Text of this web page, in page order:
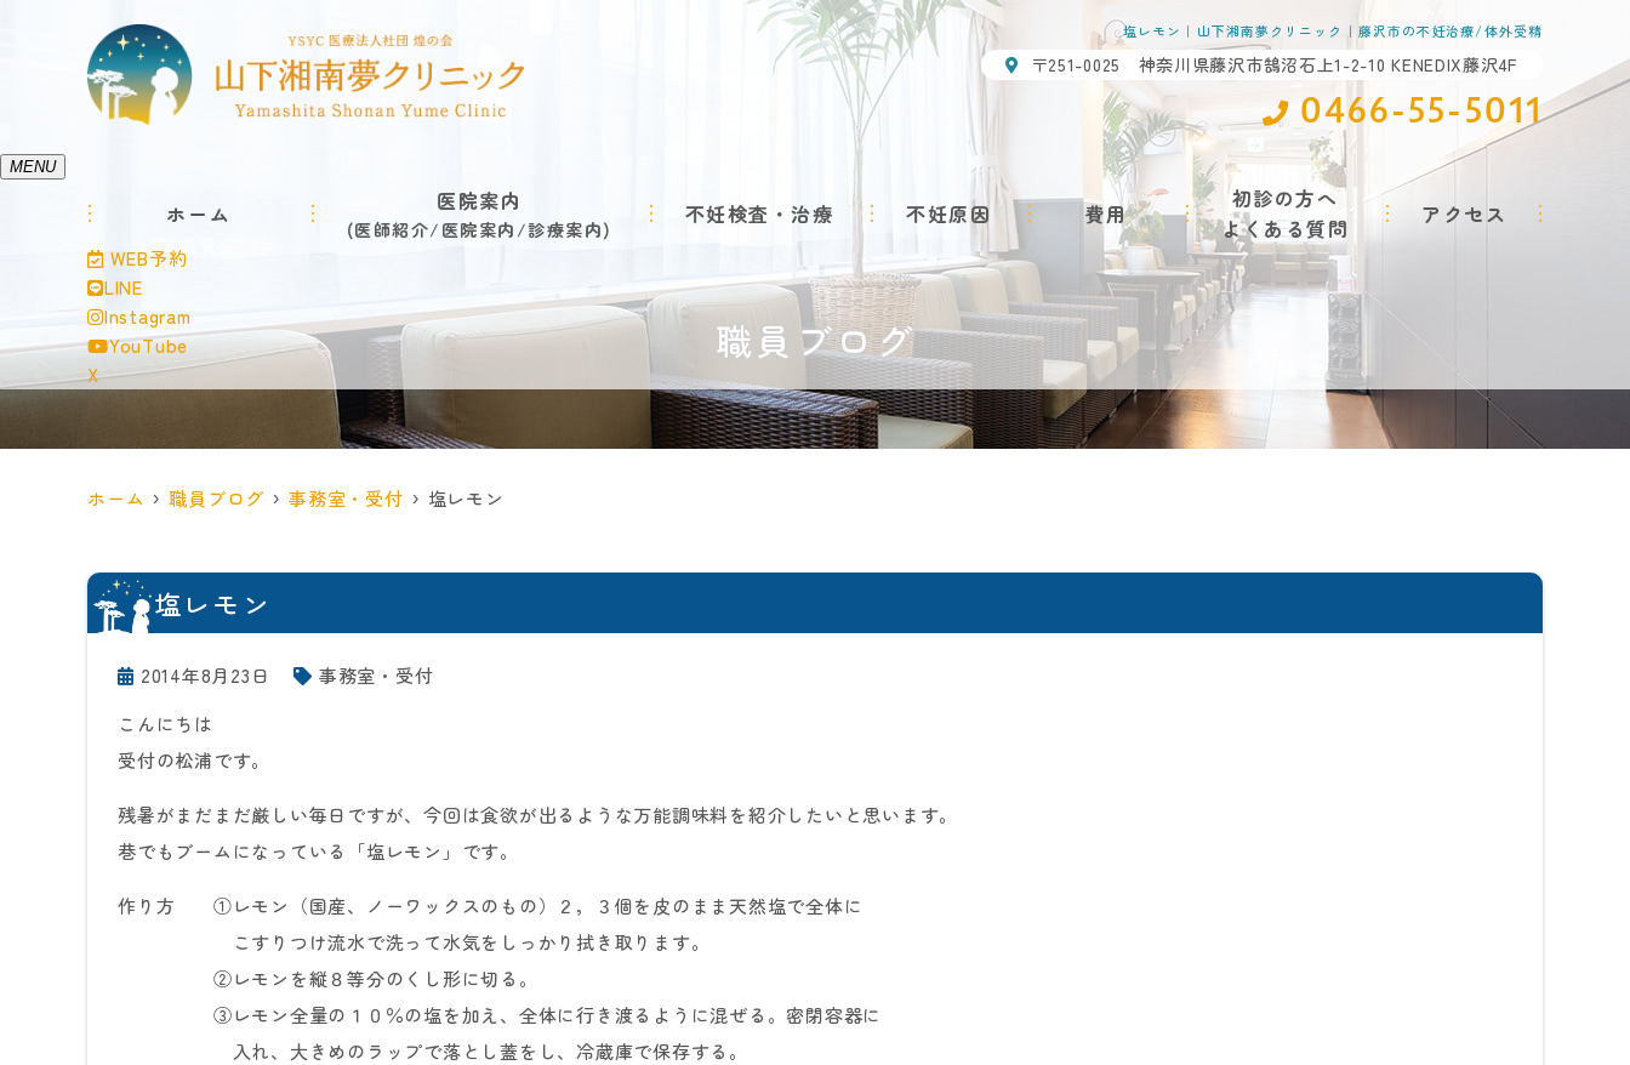
塩レモン｜山下湘南夢クリニック｜藤沢市の不妊治療/体外受精
〒251-0025 神奈川県藤沢市鵠沼石上1-2-10 KENEDIX藤沢4F
0466-55-5011
MENU
ホーム 医院案内
医師紹介 医院案内 診療案内
不妊検査・治療 不妊原因 費用
初診の方へ
よくある質問
アクセス
WEB予約
LINE
Instagram
YouTube
X
職員ブログ
ホーム 職員ブログ 事務室・受付 塩レモン
塩レモン
2014年8月23日
事務室・受付
こんにちは
受付の松浦です。
残暑がまだまだ厳しい毎日ですが、今回は食欲が出るような万能調味料を紹介したいと思います。
巷でもブームになっている「塩レモン」です。
作り方 ①レモン（国産、ノーワックスのもの）２，３個を皮のまま天然塩で全体に
こすりつけ流水で洗って水気をしっかり拭き取ります。
②レモンを縦８等分のくし形に切る。
③レモン全量の１０％の塩を加え、全体に行き渡るように混ぜる。密閉容器に
入れ、大きめのラップで落とし蓋をし、冷蔵庫で保存する。